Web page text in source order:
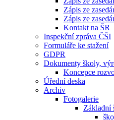
Zápis ze
Zápis ze
Kontakt na ŠR
Inspekční zpráva ČŠI
Formuláře ke stažení
GDPR
Dokumenty školy,
Koncepce
Úřední deska
Archiv
Fotogalerie
Základní